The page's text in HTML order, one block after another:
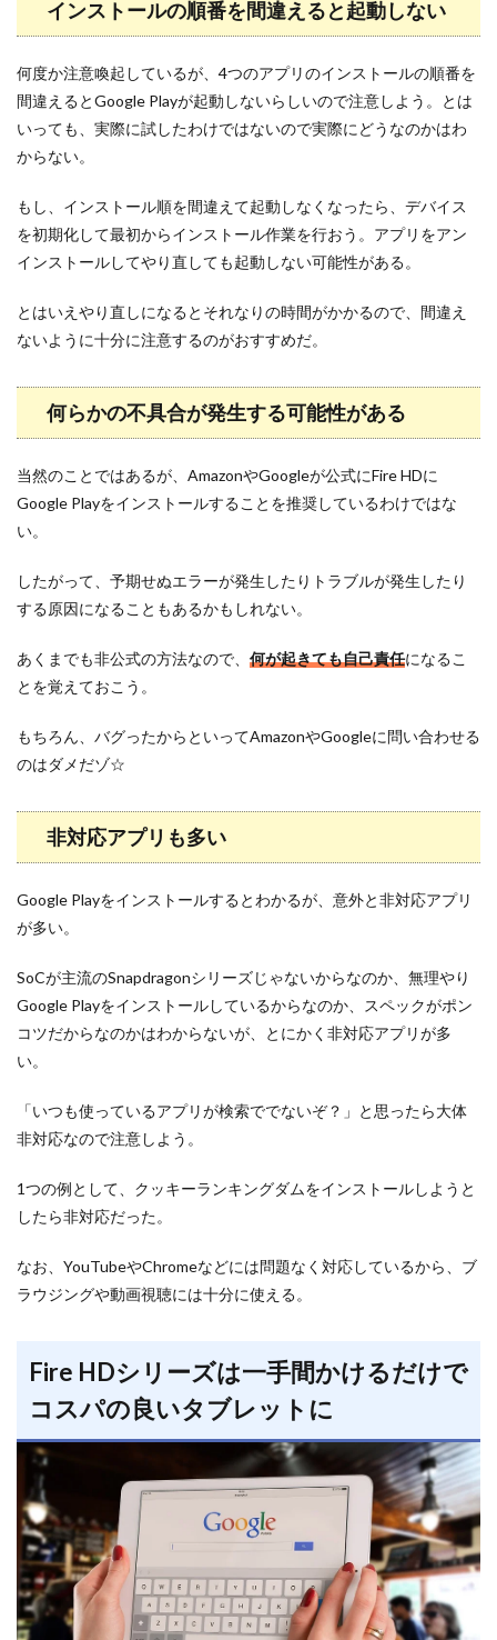
インストールの順番を間違えると起動しない
何度か注意喚起しているが、4つのアプリのインストールの順番を
間違えるとGoogle Playが起動しないらしいので注意しよう。とは
いっても、実際に試したわけではないので実際にどうなのかはわ
からない。
もし、インストール順を間違えて起動しなくなったら、デバイス
を初期化して最初からインストール作業を行おう。アプリをアン
インストールしてやり直しても起動しない可能性がある。
とはいえやり直しになるとそれなりの時間がかかるので、間違え
ないように十分に注意するのがおすすめだ。
何らかの不具合が発生する可能性がある
当然のことではあるが、AmazonやGoogleが公式にFire HDに
Google Playをインストールすることを推奨しているわけではな
い。
したがって、予期せぬエラーが発生したりトラブルが発生したり
する原因になることもあるかもしれない。
あくまでも非公式の方法なので、 何が起きても自己責任になるこ
とを覚えておこう。
もちろん、バグったからといってAmazonやGoogleに問い合わせる
のはダメだゾ☆
非対応アプリも多い
Google Playをインストールするとわかるが、意外と非対応アプリ
が多い。
SoCが主流のSnapdragonシリーズじゃないからなのか、無理やり
Google Playをインストールしているからなのか、スペックがポン
コツだからなのかはわからないが、とにかく非対応アプリが多
い。
「いつも使っているアプリが検索ででないぞ？」と思ったら大体
非対応なので注意しよう。
1つの例として、クッキーランキングダムをインストールしようと
したら非対応だった。
なお、YouTubeやChromeなどには問題なく対応しているから、ブ
ラウジングや動画視聴には十分に使える。
Fire HDシリーズは一手間かけるだけで
コスパの良いタブレットに